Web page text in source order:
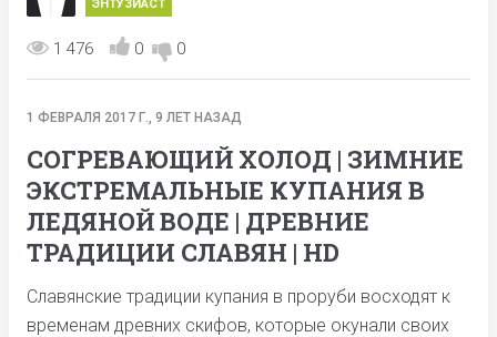
ЭНТУЗИАСТ
1 476 0 0
1 ФЕВРАЛЯ 2017 Г., 9 ЛЕТ НАЗАД
СОГРЕВАЮЩИЙ ХОЛОД | ЗИМНИЕ
ЭКСТРЕМАЛЬНЫЕ КУПАНИЯ В
ЛЕДЯНОЙ ВОДЕ | ДРЕВНИЕ
ТРАДИЦИИ СЛАВЯН | HD
Славянские традиции купания в проруби восходят к
временам древних скифов, которые окунали своих